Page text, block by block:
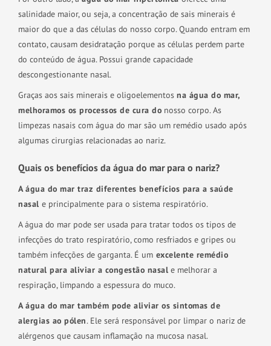
salinidade maior, ou seja, a concentração de sais minerais é
maior do que a das células do nosso corpo. Quando entram em
contato, causam desidratação porque as células perdem parte
do conteúdo de água. Possui grande capacidade
descongestionante nasal.
Graças aos sais minerais e oligoelementos na água do mar,
melhoramos os processos de cura do nosso corpo. As
limpezas nasais com água do mar são um remédio usado após
algumas cirurgias relacionadas ao nariz.
Quais os benefícios da água do mar para o nariz?
A água do mar traz diferentes benefícios para a saúde
nasal e principalmente para o sistema respiratório.
A água do mar pode ser usada para tratar todos os tipos de
infecções do trato respiratório, como resfriados e gripes ou
também infecções de garganta. É um excelente remédio
natural para aliviar a congestão nasal e melhorar a
respiração, limpando a espessura do muco.
A água do mar também pode aliviar os sintomas de
alergias ao pólen. Ele será responsável por limpar o nariz de
alérgenos que causam inflamação na mucosa nasal.